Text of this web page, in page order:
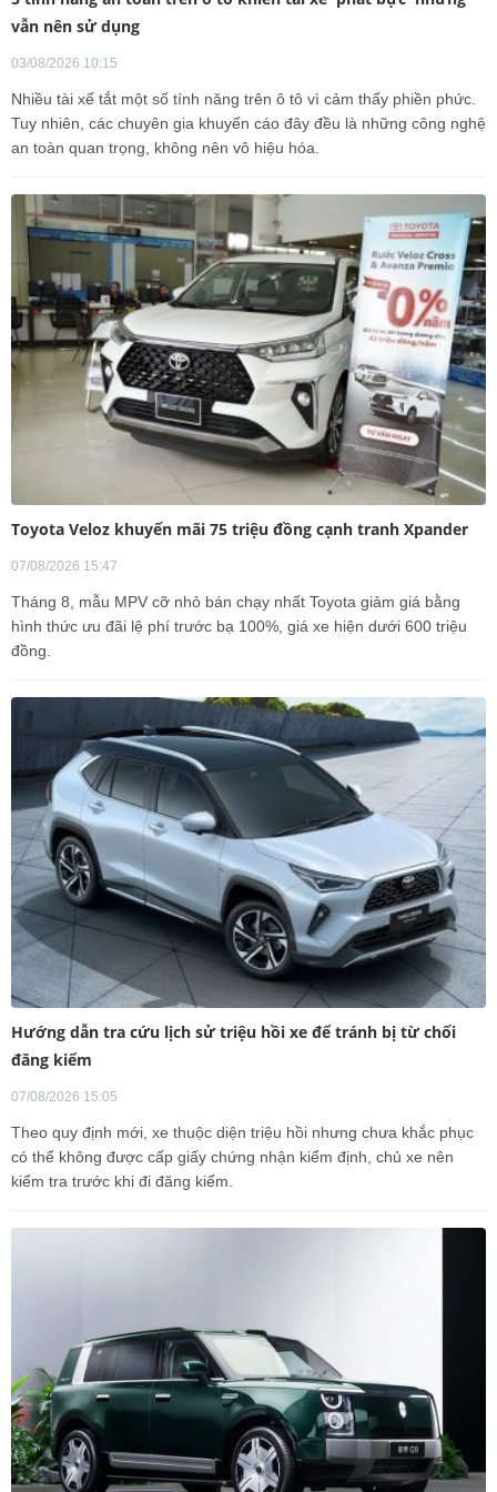
vẫn nên sử dụng
03/08/2026 10:15
Nhiều tài xế tắt một số tính năng trên ô tô vì cảm thấy phiền phức.
Tuy nhiên, các chuyên gia khuyến cáo đây đều là những công nghệ
an toàn quan trọng, không nên vô hiệu hóa.
Toyota Veloz khuyến mãi 75 triệu đồng cạnh tranh Xpander
07/08/2026 15:47
Tháng 8, mẫu MPV cỡ nhỏ bán chạy nhất Toyota giảm giá bằng
hình thức ưu đãi lệ phí trước bạ 100%, giá xe hiện dưới 600 triệu
đồng.
Hướng dẫn tra cứu lịch sử triệu hồi xe để tránh bị từ chối
đăng kiểm
07/08/2026 15:05
Theo quy định mới, xe thuộc diện triệu hồi nhưng chưa khắc phục
có thể không được cấp giấy chứng nhận kiểm định, chủ xe nên
kiểm tra trước khi đi đăng kiểm.